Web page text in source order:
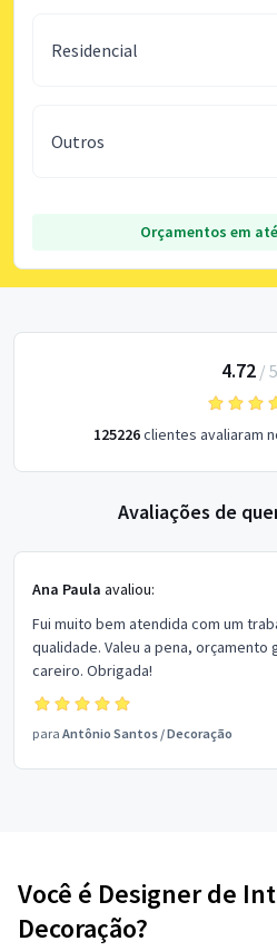
Residencial
Outros
Orçamentos em
4.72/ 5
125226clientes avaliaram
Avaliações de
Ana Paula avaliou:
Fui muito bem atendida com um
qualidade. Valeu a pena, orçamento
careiro. Obrigada!
para Antônio Santos /Decoração
Você é Designer de
Decoração?